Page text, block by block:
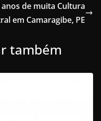
de muita Cultura
em Camaragibe, PE
também